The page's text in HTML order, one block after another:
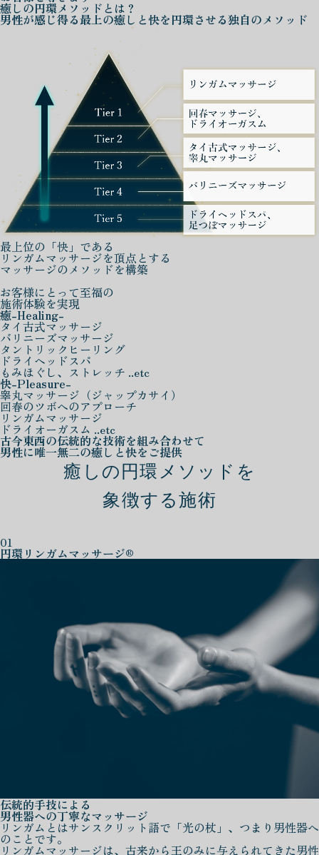
癒しの円環メソッド とは？
男性が感じ得る最上の癒しと快を円環させる独自のメソッド
最上位の「快」である
リンガムマッサージを頂点とする
マッサージのメソッドを構築
お客様にとって至福の
施術体験を実現
癒-Healing-
タイ古式マッサージ
バリニーズマッサージ
タントリックヒーリング
ドライヘッドスパ
もみほぐし、ストレッチ ..etc
快-Pleasure-
睾丸マッサージ（ジャップカサイ）
回春のツボへのアプローチ
リンガムマッサージ
ドライオーガスム ..etc
古今東西の伝統的な技術を組み合わせて
男性に唯一無二の癒しと快をご提供
癒しの円環メソッドを
象徴する施術
01
円環リンガムマッサージ®
伝統的手技による
男性器への丁寧なマッサージ
リンガムとはサンスクリット語で「光の杖」、つまり男性器へ
のことです。
リンガムマッサージは、古来から王のみに与えられてきた男性